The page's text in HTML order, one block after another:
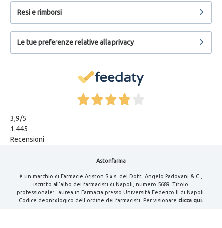
Resi e rimborsi
Le tue preferenze relative alla privacy
3,9/5
1.445
Recensioni
Astonfarma
è un marchio di Farmacie Ariston S.a.s. del Dott. Angelo Padovani & C.,
iscritto all'albo dei farmacisti di Napoli, numero 5689. Titolo
professionale: Laurea in Farmacia presso Università Federico II di Napoli.
Codice deontologico dell'ordine dei farmacisti. Per visionare clicca qui.